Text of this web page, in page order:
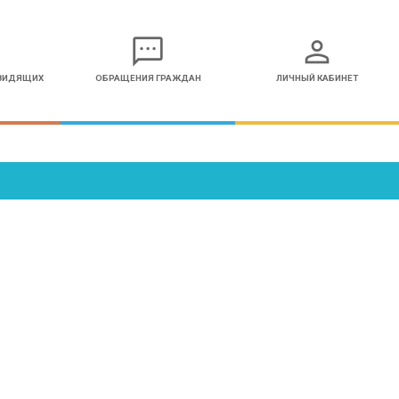
sms
ОБРАЩЕНИЯ ГРАЖДАН
person
ЛИЧНЫЙ КАБИНЕТ